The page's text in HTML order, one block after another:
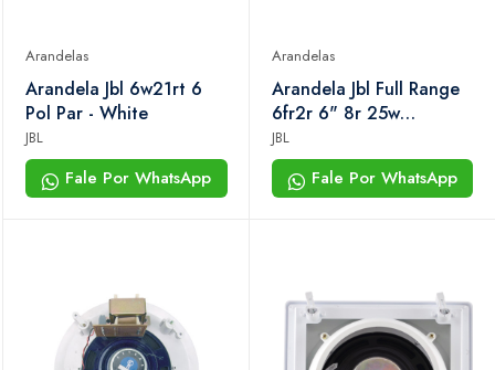
Arandelas
Arandela Jbl 6w21rt 6
Pol Par - White
JBL
Fale Por WhatsApp
Arandelas
Arandela Jbl Full Range
6fr2r 6" 8r 25w
Redonda Branca Par
JBL
Fale Por WhatsApp